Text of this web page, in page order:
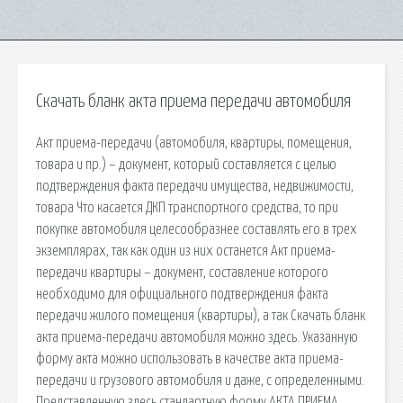
Скачать бланк акта приема передачи автомобиля
Акт приема-передачи (автомобиля, квартиры, помещения,
товара и пр.) – документ, который составляется с целью
подтверждения факта передачи имущества, недвижимости,
товара Что касается ДКП транспортного средства, то при
покупке автомобиля целесообразнее составлять его в трех
экземплярах, так как один из них останется Акт приема-
передачи квартиры – документ, составление которого
необходимо для официального подтверждения факта
передачи жилого помещения (квартиры), а так Скачать бланк
акта приема-передачи автомобиля можно здесь. Указанную
форму акта можно использовать в качестве акта приема-
передачи и грузового автомобиля и даже, с определенными.